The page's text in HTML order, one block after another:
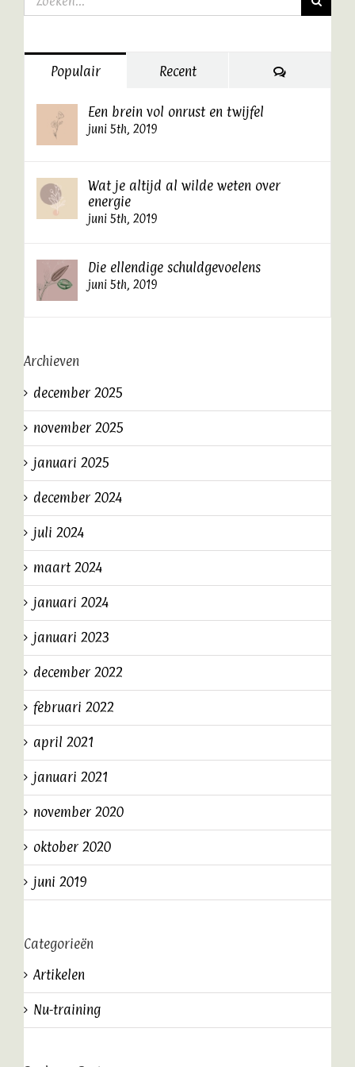
Artikelen
Contact
naar:
Populair Recent Reacties
Een brein vol onrust en twijfel
juni 5th, 2019
Wat je altijd al wilde weten over
energie
juni 5th, 2019
Die ellendige schuldgevoelens
juni 5th, 2019
Archieven
december 2025
november 2025
januari 2025
december 2024
juli 2024
maart 2024
januari 2024
januari 2023
december 2022
februari 2022
april 2021
januari 2021
november 2020
oktober 2020
juni 2019
Categorieën
Artikelen
Nu-training